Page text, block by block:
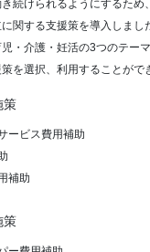
続けられるようにするため
関する支援策を導入しまし
・介護・妊活の3つのテー
を選択、利用することがで
策
ービス費用補助
補助
策